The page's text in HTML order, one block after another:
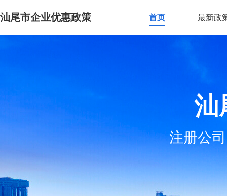
汕尾市企业优惠政策 首页 最新政
汕
注册公